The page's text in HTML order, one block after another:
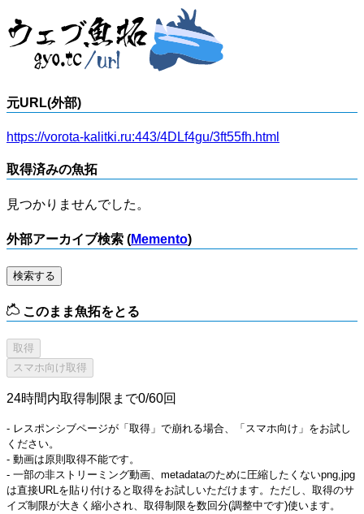
元URL(外部)
https://vorota-kalitki.ru:443/4DLf4gu/3ft55fh.html
取得済みの魚拓
見つかりませんでした。
外部アーカイブ検索 (Memento)
検索する
このまま魚拓をとる
24時間内取得制限まで0/60回
- レスポンシブページが「取得」で崩れる場合、「スマホ向け」をお試し
ください。
- 動画は原則取得不能です。
- 一部の非ストリーミング動画、metadataのために圧縮したくないpng,jpg
は直接URLを貼り付けると取得をお試しいただけます。ただし、取得のサ
イズ制限が大きく縮小され、取得制限を数回分(調整中です)使います。